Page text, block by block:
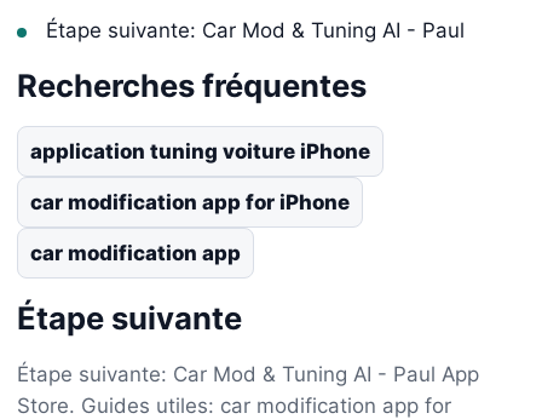
Étape suivante: Car Mod & Tuning AI - Paul
Recherches fréquentes
application tuning voiture iPhone
car modification app for iPhone
car modification app
Étape suivante
Étape suivante: Car Mod & Tuning AI - Paul App
Store. Guides utiles: car modification app for